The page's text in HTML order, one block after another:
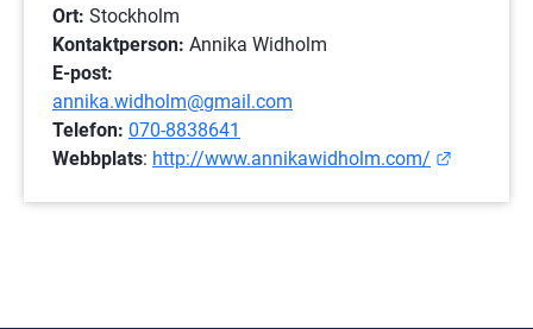
Ort: Stockholm
Kontaktperson: Annika Widholm
E-post:
annika.widholm@gmail.com
Telefon: 070-8838641
Webbplats: http://www.annikawidholm.com/